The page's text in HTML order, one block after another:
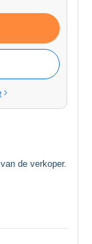
de verkoper.